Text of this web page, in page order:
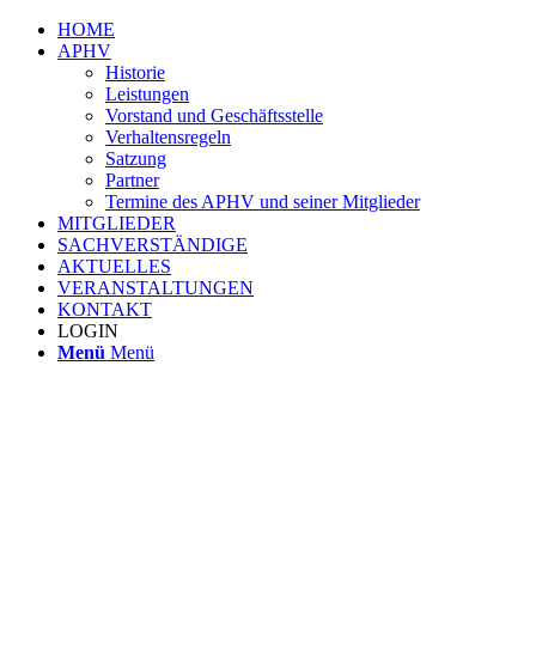
HOME
APHV
Historie
Leistungen
Vorstand und Geschäftsstelle
Verhaltensregeln
Satzung
Partner
Termine des APHV und seiner Mitglieder
MITGLIEDER
SACHVERSTÄNDIGE
AKTUELLES
VERANSTALTUNGEN
KONTAKT
LOGIN
Menü Menü